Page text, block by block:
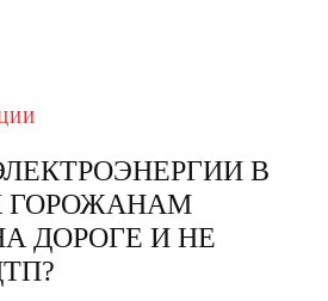
В
ГОРОЖАНАМ
ДОРОГЕ И НЕ